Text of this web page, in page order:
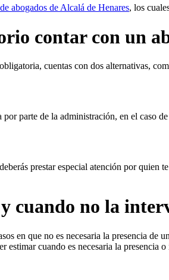
abogados de Alcalá de Henares, los
contar con un
cuentas con dos alternativas,
parte de la administración, en el caso
prestar especial atención por quien
cuando no la
en que no es necesaria la presencia
estimar cuando es necesaria la